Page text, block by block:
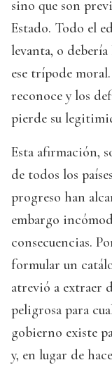
sino que son
Estado. Todo el
levanta, o
ese trípode
reconoce y los
pierde su
Esta afirmación,
de todos los
progreso han
embargo
consecuencias.
formular un
atrevió a extraer
peligrosa para
gobierno existe
y, en lugar de